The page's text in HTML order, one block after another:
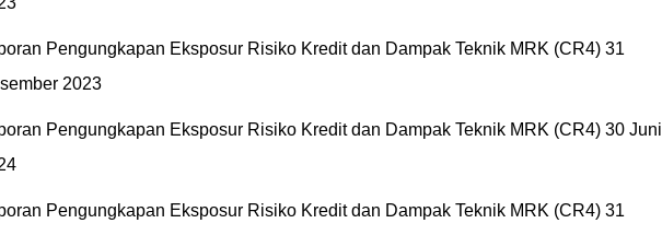
Pengungkapan Eksposur Risiko Kredit dan Dampak Teknik MRK (CR4) 31
2023
Pengungkapan Eksposur Risiko Kredit dan Dampak Teknik MRK (CR4) 30 Juni
Pengungkapan Eksposur Risiko Kredit dan Dampak Teknik MRK (CR4) 31